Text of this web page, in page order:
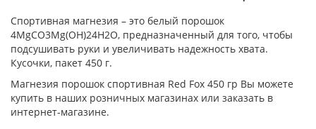
Спортивная магнезия – это белый порошок
4MgCO3Mg(OH)24H2O, предназначенный для того, чтобы
подсушивать руки и увеличивать надежность хвата.
Кусочки, пакет 450 г.
Магнезия порошок спортивная Red Fox 450 гр Вы можете
купить в наших розничных магазинах или заказать в
интернет-магазине.